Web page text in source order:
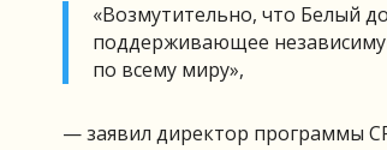
«Возмутительно, что Белый
поддерживающее
по всему миру»,
— заявил директор программы